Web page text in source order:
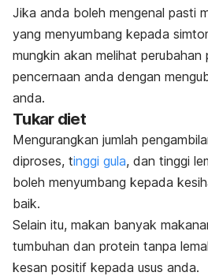
Jika anda boleh mengenal pasti
yang menyumbang kepada
mungkin akan melihat
pencernaan anda dengan
anda.
Tukar diet
Mengurangkan jumlah
diproses, tinggi gula, dan tinggi
boleh menyumbang kepada
baik.
Selain itu, makan banyak
tumbuhan dan protein tanpa
kesan positif kepada usus anda.